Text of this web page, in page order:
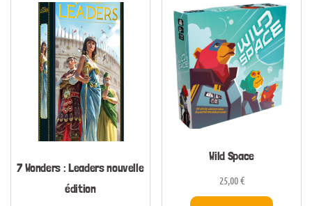
7 Wonders : Leaders nouvelle
édition
Wild Space
25,00€